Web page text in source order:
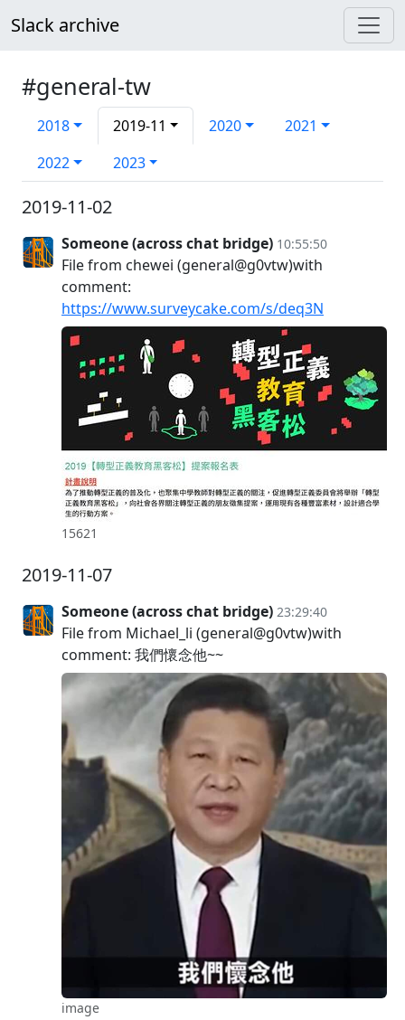
Slack archive
#general-tw
2018 2019-11 2020
2021
2022
2023
2019-11-02
Someone (across chat bridge) 10:55:50
File from chewei (general@g0vtw)with
comment:
https://www.surveycake.com/s/deq3N
15621
2019-11-07
Someone (across chat bridge) 23:29:40
File from Michael_li (general@g0vtw)with
comment: 我們懷念他~~
image